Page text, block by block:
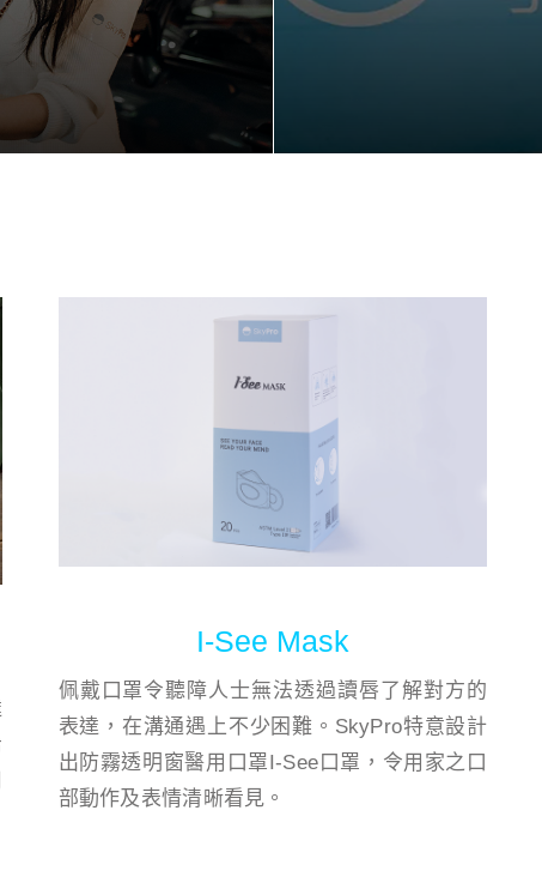
I-See Mask
佩戴口罩令聽障人士無法透過讀唇了解對方的
表達，在溝通遇上不少困難。SkyPro特意設計
出防霧透明窗醫用口罩I-See口罩，令用家之口
部動作及表情清晰看見。